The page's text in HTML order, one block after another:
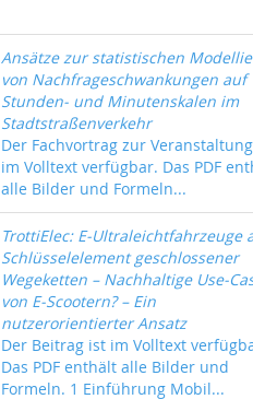
Ansätze zur statistischen
von Nachfrageschwankungen auf
Stunden- und Minutenskalen im
Stadtstraßenverkehr
Der Fachvortrag zur
im Volltext verfügbar. Das PDF
alle Bilder und Formeln...
TrottiElec: E-Ultraleichtfahrzeuge
Schlüsselelement geschlossener
Wegeketten – Nachhaltige Use-
von E-Scootern? – Ein
nutzerorientierter Ansatz
Der Beitrag ist im Volltext
Das PDF enthält alle Bilder und
Formeln. 1 Einführung Mobil...